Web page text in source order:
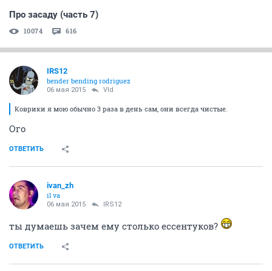
Про засаду (часть 7)
10074 616
IRS12
bender bending rodriguez
06 мая 2015 Vld
Коврики я мою обычно 3 раза в день сам, они всегда чистые.
Ого
ОТВЕТИТЬ
ivаn_zh
il va
06 мая 2015 IRS12
ты думаешь зачем ему столько ессентуков?
ОТВЕТИТЬ